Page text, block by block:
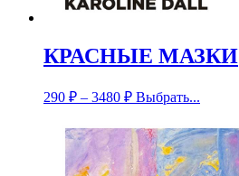
КРАСНЫЕ МАЗКИ
290 ₽ – 3480 ₽ Выбрать...